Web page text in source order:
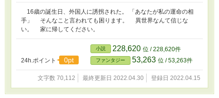
16歳の誕生日、外国人に誘拐された。 「あなたが私の運命の相
手」 そんなこと言われても困ります。 異世界なんて信じな
い。 家に帰してください。
24h.ポイント 0pt
小説 228,620 位 / 228,620件
ファンタジー 53,263 位 / 53,263件
文字数 70,112 最終更新日 2022.04.30 登録日 2022.04.15